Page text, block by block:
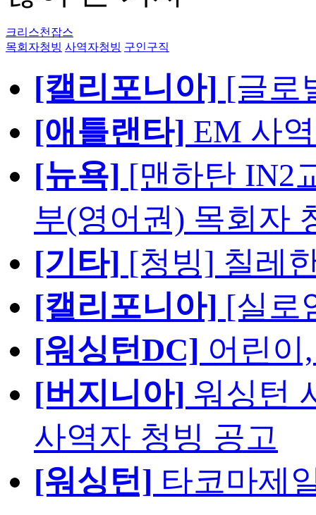
크리스천잡스
목회자청빙 사역자청빙 구인구직
[캘리포니아] [글로
[애틀랜타] EM 사
[뉴욕] [맨하탄 IN2
부(영어권) 목회자
[기타] [청빙] 칠레
[캘리포니아] [실로
[워싱턴DC] 어린이
[버지니아] 워싱턴
사역자 청빙 공고
[워싱턴] 타코마제